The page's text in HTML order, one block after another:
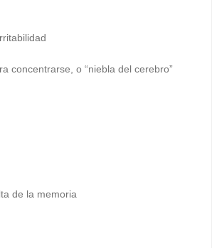
concentrarse, o “niebla del cerebro”
de la memoria